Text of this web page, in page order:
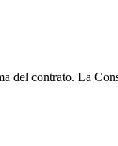
del contrato. La